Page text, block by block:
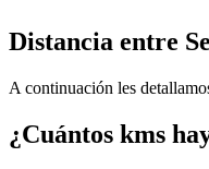
Distancia entre
A continuación les
¿Cuántos kms